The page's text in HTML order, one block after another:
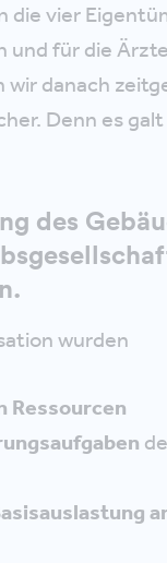
die vier
und für die
danach
Denn es
des
wurden
Ressourcen